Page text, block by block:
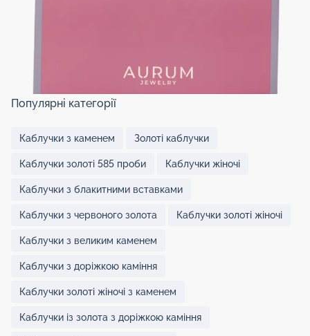
Популярні категорії
Каблучки з каменем Золоті каблучки
Каблучки золоті 585 проби Каблучки жіночі
Каблучки з блакитними вставками
Каблучки з червоного золота Каблучки золоті жіночі
Каблучки з великим каменем
Каблучки з доріжкою каміння
Каблучки золоті жіночі з каменем
Каблучки із золота з доріжкою каміння